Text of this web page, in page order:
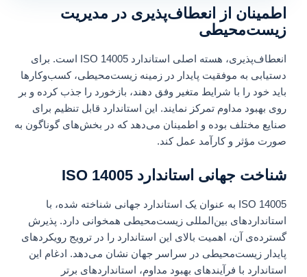
اطمینان از انعطاف‌پذیری در مدیریت
زیست‌محیطی
انعطاف‌پذیری، هسته اصلی استاندارد ISO 14005 است. برای
دستیابی به موفقیت پایدار در زمینه زیست‌محیطی، کسب‌وکارها
باید خود را با شرایط متغیر وفق دهند، بازخورد را جذب کرده و بر
روی بهبود مداوم تمرکز نمایند. این استاندارد قابل تنظیم برای
صنایع مختلف بوده و اطمینان می‌دهد که در بخش‌های گوناگون به
صورت مؤثر و کارآمد عمل کند.
شناخت جهانی استاندارد ISO 14005
ISO 14005 به عنوان یک استاندارد جهانی شناخته شده، با
استانداردهای بین‌المللی زیست‌محیطی همخوانی دارد. پذیرش
گسترده‌ی آن، اهمیت بالای این استاندارد را در ترویج رویکردهای
پایدار زیست‌محیطی در سراسر جهان نشان می‌دهد. ادغام این
استاندارد با فرآیندهای بهبود مداوم، استانداردهای برتر